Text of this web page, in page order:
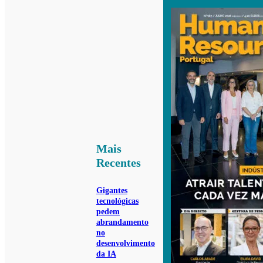
Mais
Recentes
Gigantes
tecnológicas
pedem
abrandamento
no
desenvolvimento
da IA